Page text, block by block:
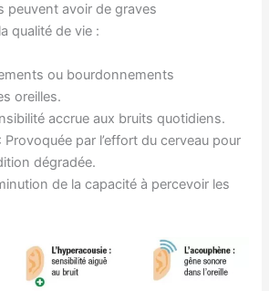
peuvent avoir de graves
qualité de vie :
ou bourdonnements
oreilles.
accrue aux bruits quotidiens.
: Provoquée par l’effort du cerveau pour
dégradée.
de la capacité à percevoir les